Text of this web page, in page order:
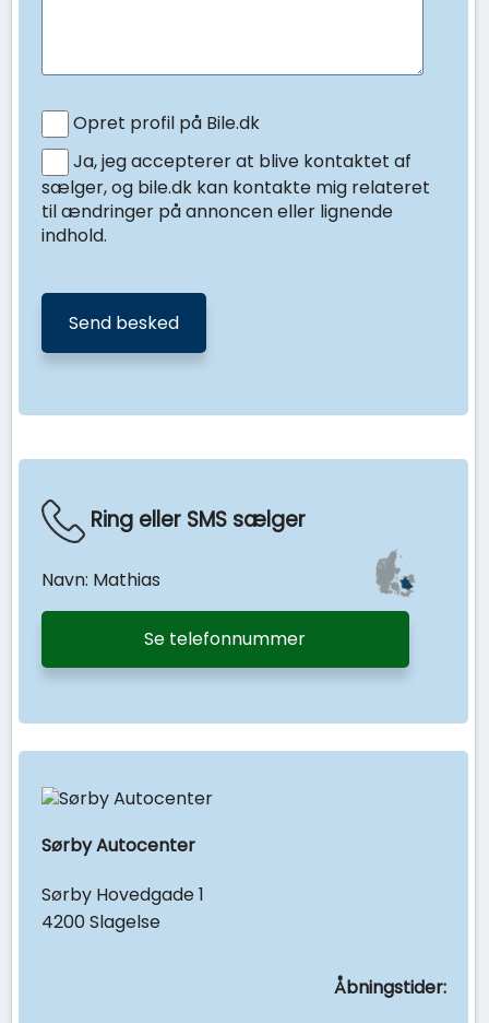
Opret profil på Bile.dk
Ja, jeg accepterer at blive kontaktet af
sælger, og bile.dk kan kontakte mig relateret
til ændringer på annoncen eller lignende
indhold.
Ring eller SMS sælger
Navn: Mathias
Se telefonnummer
Sørby Autocenter
Sørby Hovedgade 1
4200 Slagelse
Åbningstider: